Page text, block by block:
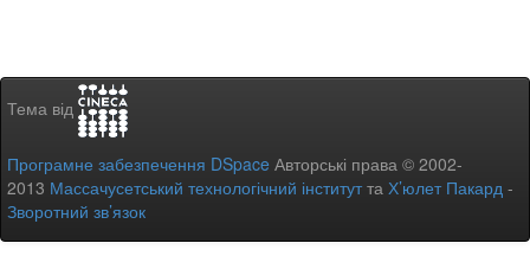
Тема від
Програмне забезпечення DSpace Авторські права © 2002-
2013 Массачусетський технологічний інститутта Х’юлет Пакард -
Зворотний зв’язок